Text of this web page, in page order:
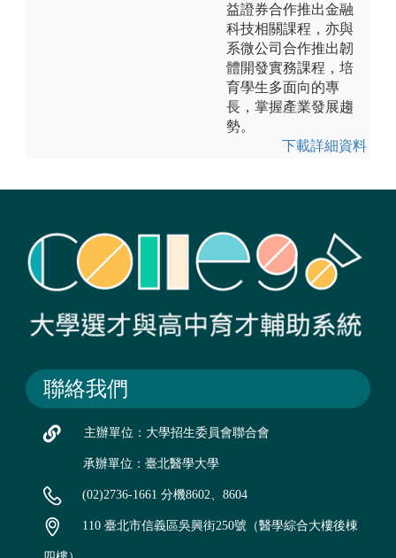
益證券合作推出金融
科技相關課程，亦與
系微公司合作推出韌
體開發實務課程，培
育學生多面向的專
長，掌握產業發展趨
勢。
下載詳細資料
聯絡我們
主辦單位：大學招生委員會聯合會
承辦單位：臺北醫學大學
(02)2736-1661 分機8602、8604
110 臺北市信義區吳興街250號（醫學綜合大樓後棟